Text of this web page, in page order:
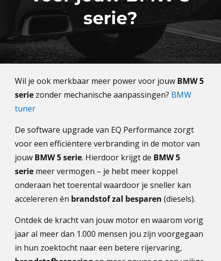
serie?
Wil je ook merkbaar meer power voor jouw BMW 5
seriezonder mechanische aanpassingen? BMW
tuner
De software upgrade van EQ Performance zorgt
voor een efficiëntere verbranding in de motor van
jouw BMW 5 serie. Hierdoor krijgt de BMW 5
seriemeer vermogen – je hebt meer koppel
onderaan het toerental waardoor je sneller kan
accelereren én brandstof zal besparen (diesels).
Ontdek de kracht van jouw motor en waarom vorig
jaar al meer dan 1.000 mensen jou zijn voorgegaan
in hun zoektocht naar een betere rijervaring,